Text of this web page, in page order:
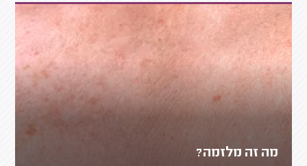
מה זה מלזמה?